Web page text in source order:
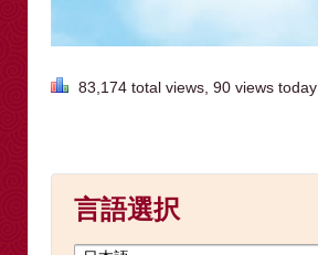
83,174 total views, 90 views today
言語選択